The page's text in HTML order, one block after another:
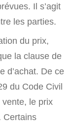
Il s’agit
les parties.
du prix,
la clause de
d’achat. De ce
du Code Civil
le prix
Certains